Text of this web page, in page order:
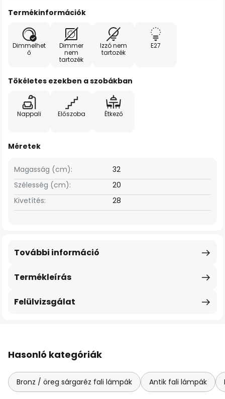
Termékinformációk
Dimmelhet
ő
Dimmer
nem
tartozék
Izzó nem
tartozék
E27
Tökéletes ezekben a szobákban
Nappali Előszoba Étkező
Méretek
Szélesség (cm): 20
Magasság (cm): 32
Kivetítés: 28
Termékleírás
További információ
Felülvizsgálat
Hasonló kategóriák
Bronz / öreg sárgaréz fali lámpák Antik fali lámpák